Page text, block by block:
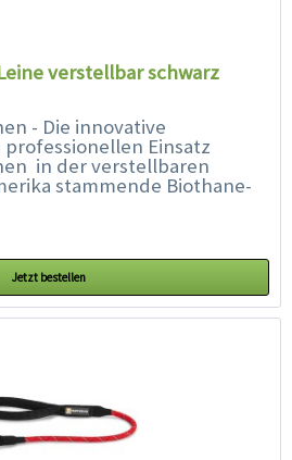
verstellbar schwarz
- Die innovative
Einsatz
in der verstellbaren
stammende Biothane-
mit einer ganzen...
Jetzt bestellen